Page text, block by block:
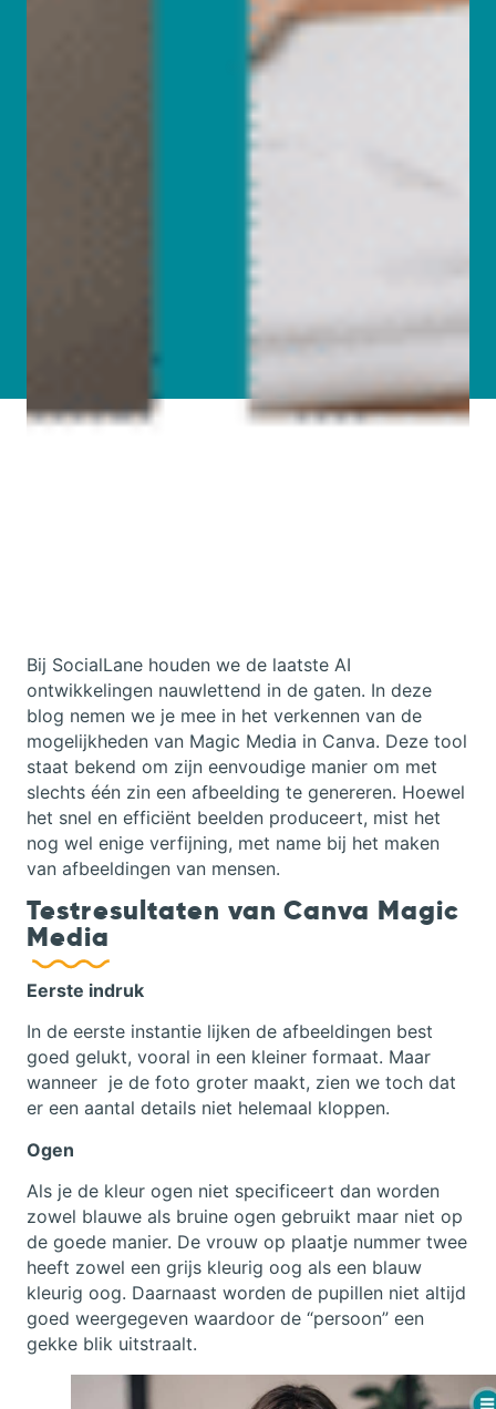
Bij SocialLane houden we de laatste AI
ontwikkelingen nauwlettend in de gaten. In deze
blog nemen we je mee in het verkennen van de
mogelijkheden van Magic Media in Canva. Deze tool
staat bekend om zijn eenvoudige manier om met
slechts één zin een afbeelding te genereren. Hoewel
het snel en efficiënt beelden produceert, mist het
nog wel enige verfijning, met name bij het maken
van afbeeldingen van mensen.
Testresultaten van Canva Magic
Media
Eerste indruk
In de eerste instantie lijken de afbeeldingen best
goed gelukt, vooral in een kleiner formaat. Maar
wanneer je de foto groter maakt, zien we toch dat
er een aantal details niet helemaal kloppen.
Ogen
Als je de kleur ogen niet specificeert dan worden
zowel blauwe als bruine ogen gebruikt maar niet op
de goede manier. De vrouw op plaatje nummer twee
heeft zowel een grijs kleurig oog als een blauw
kleurig oog. Daarnaast worden de pupillen niet altijd
goed weergegeven waardoor de “persoon” een
gekke blik uitstraalt.